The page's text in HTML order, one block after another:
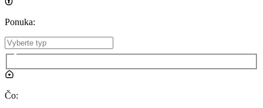
Ponuka:
Čo: